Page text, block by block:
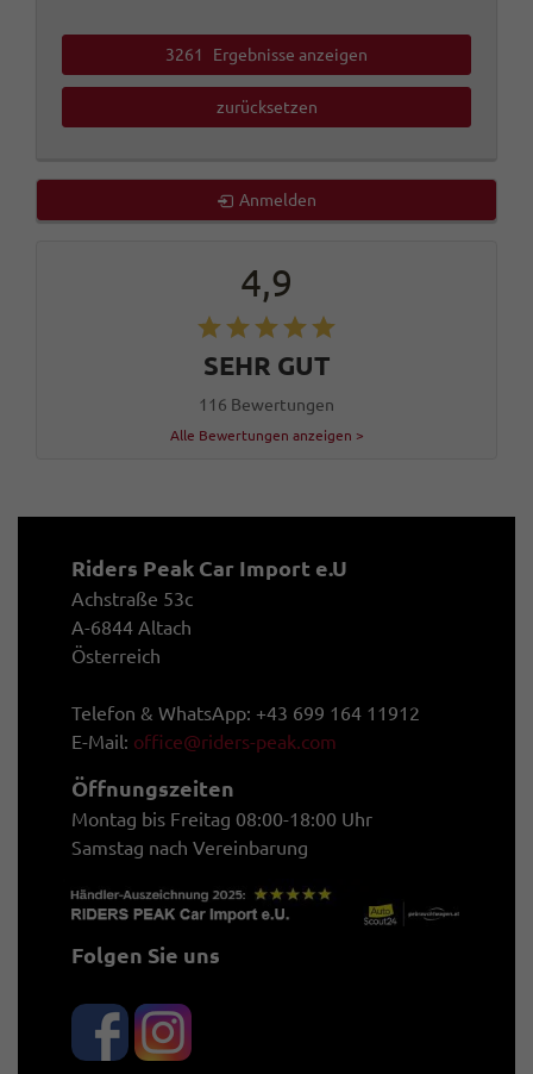
3261 Ergebnisse anzeigen
zurücksetzen
Anmelden
4,9
SEHR GUT
116 Bewertungen
Alle Bewertungen anzeigen >
Riders Peak Car Import e.U
Achstraße 53c
A-6844 Altach
Österreich
Telefon & WhatsApp: +43 699 164 11912
E-Mail: office@riders-peak.com
Öffnungszeiten
Montag bis Freitag 08:00-18:00 Uhr
Samstag nach Vereinbarung
Folgen Sie uns